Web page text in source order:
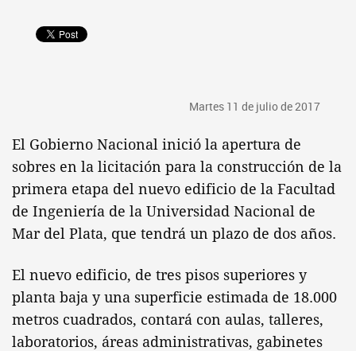
Martes 11 de julio de 2017
El Gobierno Nacional inició la apertura de
sobres en la licitación para la construcción de la
primera etapa del nuevo edificio de la Facultad
de Ingeniería de la Universidad Nacional de
Mar del Plata, que tendrá un plazo de dos años.
El nuevo edificio, de tres pisos superiores y
planta baja y una superficie estimada de 18.000
metros cuadrados, contará con aulas, talleres,
laboratorios, áreas administrativas, gabinetes